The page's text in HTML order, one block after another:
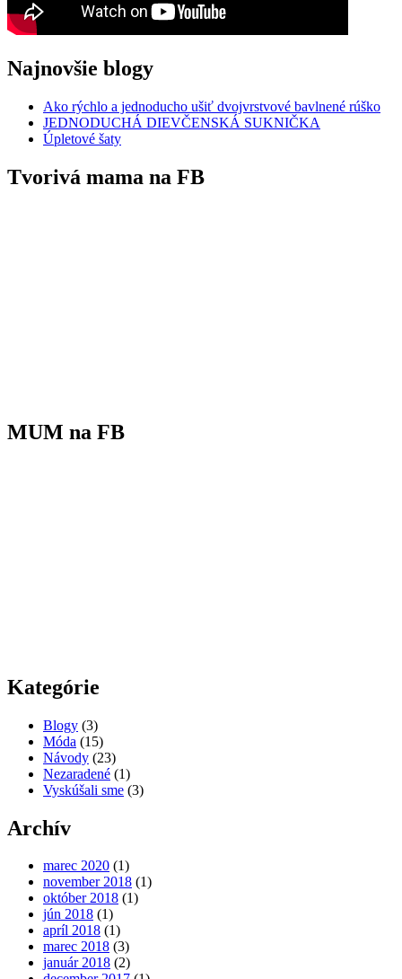
Najnovšie blogy
Ako rýchlo a jednoducho ušiť dvojvrstvové bavlnené rúško
JEDNODUCHÁ DIEVČENSKÁ SUKNIČKA
Úpletové šaty
Tvorivá mama na FB
MUM na FB
Kategórie
Blogy (3)
Móda (15)
Návody (23)
Nezaradené (1)
Vyskúšali sme (3)
Archív
marec 2020 (1)
november 2018 (1)
október 2018 (1)
jún 2018 (1)
apríl 2018 (1)
marec 2018 (3)
január 2018 (2)